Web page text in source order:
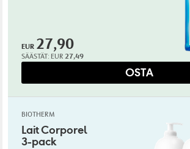
EUR 27,90
SÄÄSTÄT: EUR 27,49
OSTA
BIOTHERM
Lait Corporel
3-pack